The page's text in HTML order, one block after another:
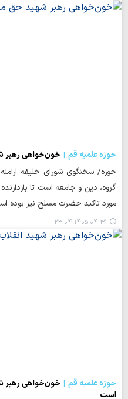
حوزه علمیه قم
خون‌خواهی رهبر
حوزه/ سخنگوی شورای خلیفه
گروه، دین و جامعه است تا
مورد تاکید حضرت مسلح نیز بوده
۱۴۰۵-۰۴-۳۱ ۲۳:۰۴
حوزه علمیه قم
خون‌خواهی رهبر
است